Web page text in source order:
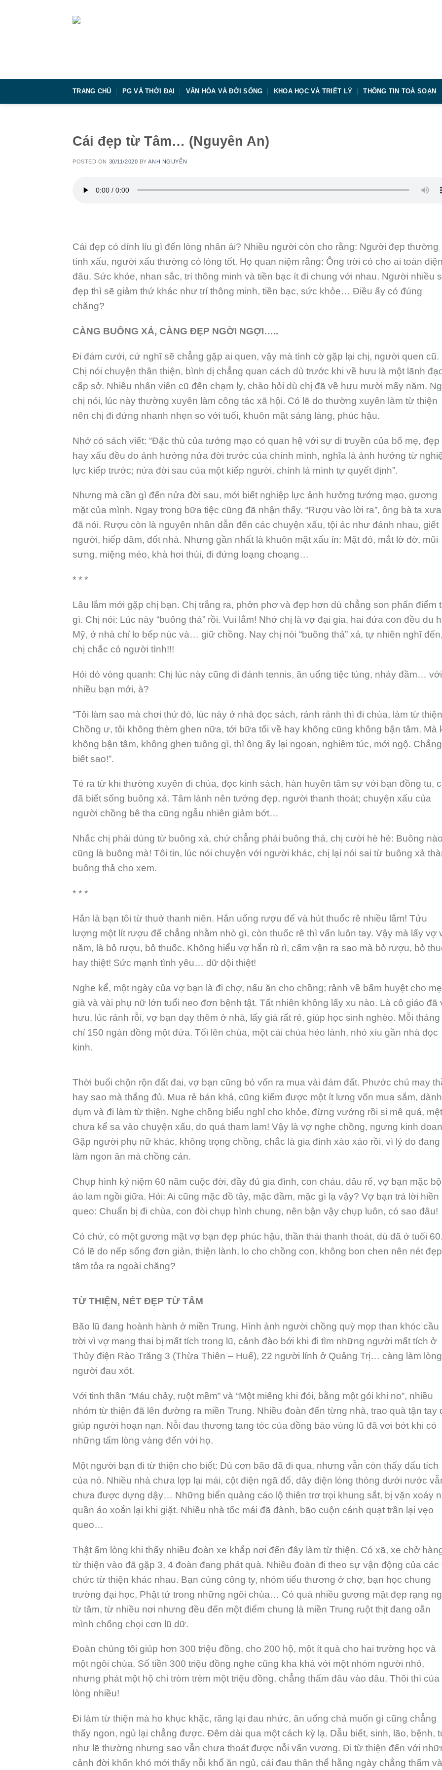
TRANG CHỦ PG VÀ THỜI ĐẠI VĂN HÓA VÀ ĐỜI SỐNG KHOA HỌC VÀ TRIẾT LÝ THÔNG TIN TOÀ SOẠN
Cái đẹp từ Tâm… (Nguyên An)
POSTED ON 30/11/2020 BYANH NGUYỄN
Cái đẹp có dính líu gì đến lòng nhân ái? Nhiều người còn cho rằng: Người đẹp thường
tính xấu, người xấu thường có lòng tốt. Họ quan niệm rằng: Ông trời có cho ai toàn diện
đâu. Sức khỏe, nhan sắc, trí thông minh và tiền bạc ít đi chung với nhau. Người nhiều
đẹp thì sẽ giảm thứ khác như trí thông minh, tiền bạc, sức khỏe… Điều ấy có đúng
chăng?
CÀNG BUÔNG XẢ, CÀNG ĐẸP NGỜI NGỢI…..
Đi đám cưới, cứ nghĩ sẽ chẳng gặp ai quen, vậy mà tình cờ gặp lại chị, người quen cũ.
Chị nói chuyện thân thiện, bình dị chẳng quan cách dù trước khi về hưu là một lãnh
cấp sở. Nhiều nhân viên cũ đến chạm ly, chào hỏi dù chị đã về hưu mười mấy năm.
chị nói, lúc này thường xuyên làm công tác xã hội. Có lẽ do thường xuyên làm từ thiện
nên chị đi đứng nhanh nhẹn so với tuổi, khuôn mặt sáng láng, phúc hậu.
Nhớ có sách viết: “Đặc thù của tướng mạo có quan hệ với sự di truyền của bố mẹ, đẹp
hay xấu đều do ảnh hưởng nửa đời trước của chính mình, nghĩa là ảnh hưởng từ
lực kiếp trước; nửa đời sau của một kiếp người, chính là mình tự quyết định”.
Nhưng mà cần gì đến nửa đời sau, mới biết nghiệp lực ảnh hưởng tướng mạo, gương
mặt của mình. Ngay trong bữa tiệc cũng đã nhận thấy. “Rượu vào lời ra”, ông bà ta xưa
đã nói. Rượu còn là nguyên nhân dẫn đến các chuyện xấu, tội ác như đánh nhau, giết
người, hiếp dâm, đốt nhà. Nhưng gần nhất là khuôn mặt xấu ỉn: Mặt đỏ, mắt lờ đờ, mũi
sưng, miệng méo, khà hơi thúi, đi đứng loạng choạng…
* * *
Lâu lắm mới gặp chị bạn. Chị trắng ra, phởn phơ và đẹp hơn dù chẳng son phấn điểm
gì. Chị nói: Lúc này “buông thả” rồi. Vui lắm! Nhớ chị là vợ đại gia, hai đứa con đều du
Mỹ, ở nhà chỉ lo bếp núc và… giữ chồng. Nay chị nói “buông thả” xả, tự nhiên nghĩ đến,
chị chắc có người tình!!!
Hỏi dò vòng quanh: Chị lúc này cũng đi đánh tennis, ăn uống tiệc tùng, nhảy đầm… với
nhiều bạn mới, à?
“Tôi làm sao mà chơi thứ đó, lúc này ở nhà đọc sách, rảnh rảnh thì đi chùa, làm từ
Chồng ư, tôi không thèm ghen nữa, tới bữa tối về hay không cũng không bận tâm. Mà
không bận tâm, không ghen tuông gì, thì ông ấy lại ngoan, nghiêm túc, mới ngộ. Chẳng
biết sao!”.
Té ra từ khi thường xuyên đi chùa, đọc kinh sách, hàn huyên tâm sự với bạn đồng tu,
đã biết sống buông xả. Tâm lành nên tướng đẹp, người thanh thoát; chuyện xấu của
người chồng bê tha cũng ngẫu nhiên giảm bớt…
Nhắc chị phải dùng từ buông xả, chứ chẳng phải buông thả, chị cười hè hè: Buông nào
cũng là buông mà! Tôi tin, lúc nói chuyện với người khác, chị lại nói sai từ buông xả
buông thả cho xem.
* * *
Hắn là bạn tôi từ thuở thanh niên. Hắn uống rượu đế và hút thuốc rê nhiều lắm! Tửu
lượng một lít rượu đế chẳng nhằm nhò gì, còn thuốc rê thì vấn luôn tay. Vậy mà lấy vợ
năm, là bỏ rượu, bỏ thuốc. Không hiểu vợ hắn rù rì, cấm vận ra sao mà bỏ rượu, bỏ
hay thiệt! Sức mạnh tình yêu… dữ dội thiệt!
Nghe kể, một ngày của vợ bạn là đi chợ, nấu ăn cho chồng; rảnh về bấm huyệt cho mẹ
già và vài phụ nữ lớn tuổi neo đơn bệnh tật. Tất nhiên không lấy xu nào. Là cô giáo đã
hưu, lúc rảnh rỗi, vợ bạn dạy thêm ở nhà, lấy giá rất rẻ, giúp học sinh nghèo. Mỗi tháng
chỉ 150 ngàn đồng một đứa. Tối lên chùa, một cái chùa hẻo lánh, nhỏ xíu gần nhà đọc
kinh.
Thời buổi chộn rộn đất đai, vợ bạn cũng bỏ vốn ra mua vài đám đất. Phước chủ may
hay sao mà thắng đủ. Mua rẻ bán khá, cũng kiếm được một ít lưng vốn mua sắm, dành
dụm và đi làm từ thiện. Nghe chồng biểu nghỉ cho khỏe, đừng vướng rồi si mê quá,
chưa kể sa vào chuyện xấu, do quá tham lam! Vậy là vợ nghe chồng, ngưng kinh
Gặp người phụ nữ khác, không trọng chồng, chắc là gia đình xào xáo rồi, vì lý do đang
làm ngon ăn mà chồng cản.
Chụp hình kỷ niệm 60 năm cuộc đời, đầy đủ gia đình, con cháu, dâu rể, vợ bạn mặc bộ
áo lam ngồi giữa. Hỏi: Ai cũng mặc đồ tây, mặc đầm, mặc gì lạ vậy? Vợ bạn trả lời hiền
queo: Chuẩn bị đi chùa, con đòi chụp hình chung, nên bận vậy chụp luôn, có sao đâu!
Có chứ, có một gương mặt vợ bạn đẹp phúc hậu, thần thái thanh thoát, dù đã ở tuổi 60.
Có lẽ do nếp sống đơn giản, thiện lành, lo cho chồng con, không bon chen nên nét
tâm tỏa ra ngoài chăng?
TỪ THIỆN, NÉT ĐẸP TỪ TÂM
Bão lũ đang hoành hành ở miền Trung. Hình ảnh người chồng quỳ mọp than khóc cầu
trời vì vợ mang thai bị mất tích trong lũ, cảnh đào bới khi đi tìm những người mất tích ở
Thủy điện Rào Trăng 3 (Thừa Thiên – Huế), 22 người lính ở Quảng Trị… càng làm lòng
người đau xót.
Với tinh thần “Máu chảy, ruột mềm” và “Một miếng khi đói, bằng một gói khi no”, nhiều
nhóm từ thiện đã lên đường ra miền Trung. Nhiều đoàn đến từng nhà, trao quà tận tay
giúp người hoạn nạn. Nỗi đau thương tang tóc của đồng bào vùng lũ đã vơi bớt khi có
những tấm lòng vàng đến với họ.
Một người bạn đi từ thiện cho biết: Dù cơn bão đã đi qua, nhưng vẫn còn thấy dấu tích
của nó. Nhiều nhà chưa lợp lại mái, cột điện ngã đổ, dây điện lòng thòng dưới nước
chưa được dựng dậy… Những biển quảng cáo lộ thiên trơ trọi khung sắt, bị vặn xoáy
quần áo xoắn lại khi giặt. Nhiều nhà tốc mái đã đành, bão cuộn cánh quạt trần lại vẹo
queo…
Thật ấm lòng khi thấy nhiều đoàn xe khắp nơi đến đây làm từ thiện. Có xã, xe chở
từ thiện vào đã gặp 3, 4 đoàn đang phát quà. Nhiều đoàn đi theo sự vận động của các
chức từ thiện khác nhau. Bạn cùng công ty, nhóm tiểu thương ở chợ, bạn học chung
trường đại học, Phật tử trong những ngôi chùa… Có quá nhiều gương mặt đẹp rạng
từ tâm, từ nhiều nơi nhưng đều đến một điểm chung là miền Trung ruột thịt đang oằn
mình chống chọi cơn lũ dữ.
Đoàn chúng tôi giúp hơn 300 triệu đồng, cho 200 hộ, một ít quà cho hai trường học và
một ngôi chùa. Số tiền 300 triệu đồng nghe cũng kha khá với một nhóm người nhỏ,
nhưng phát một hộ chỉ tròm trèm một triệu đồng, chẳng thấm đâu vào đâu. Thôi thì của
lòng nhiều!
Đi làm từ thiện mà ho khục khặc, răng lại đau nhức, ăn uống chả muốn gì cũng chẳng
thấy ngon, ngủ lại chẳng được. Đêm dài qua một cách kỳ lạ. Dẫu biết, sinh, lão, bệnh,
như lẽ thường nhưng sao vẫn chưa thoát được nỗi vấn vương. Đi từ thiện đến với
cảnh đời khốn khó mới thấy nỗi khổ ăn ngủ, cái đau thân thể hằng ngày chẳng thấm